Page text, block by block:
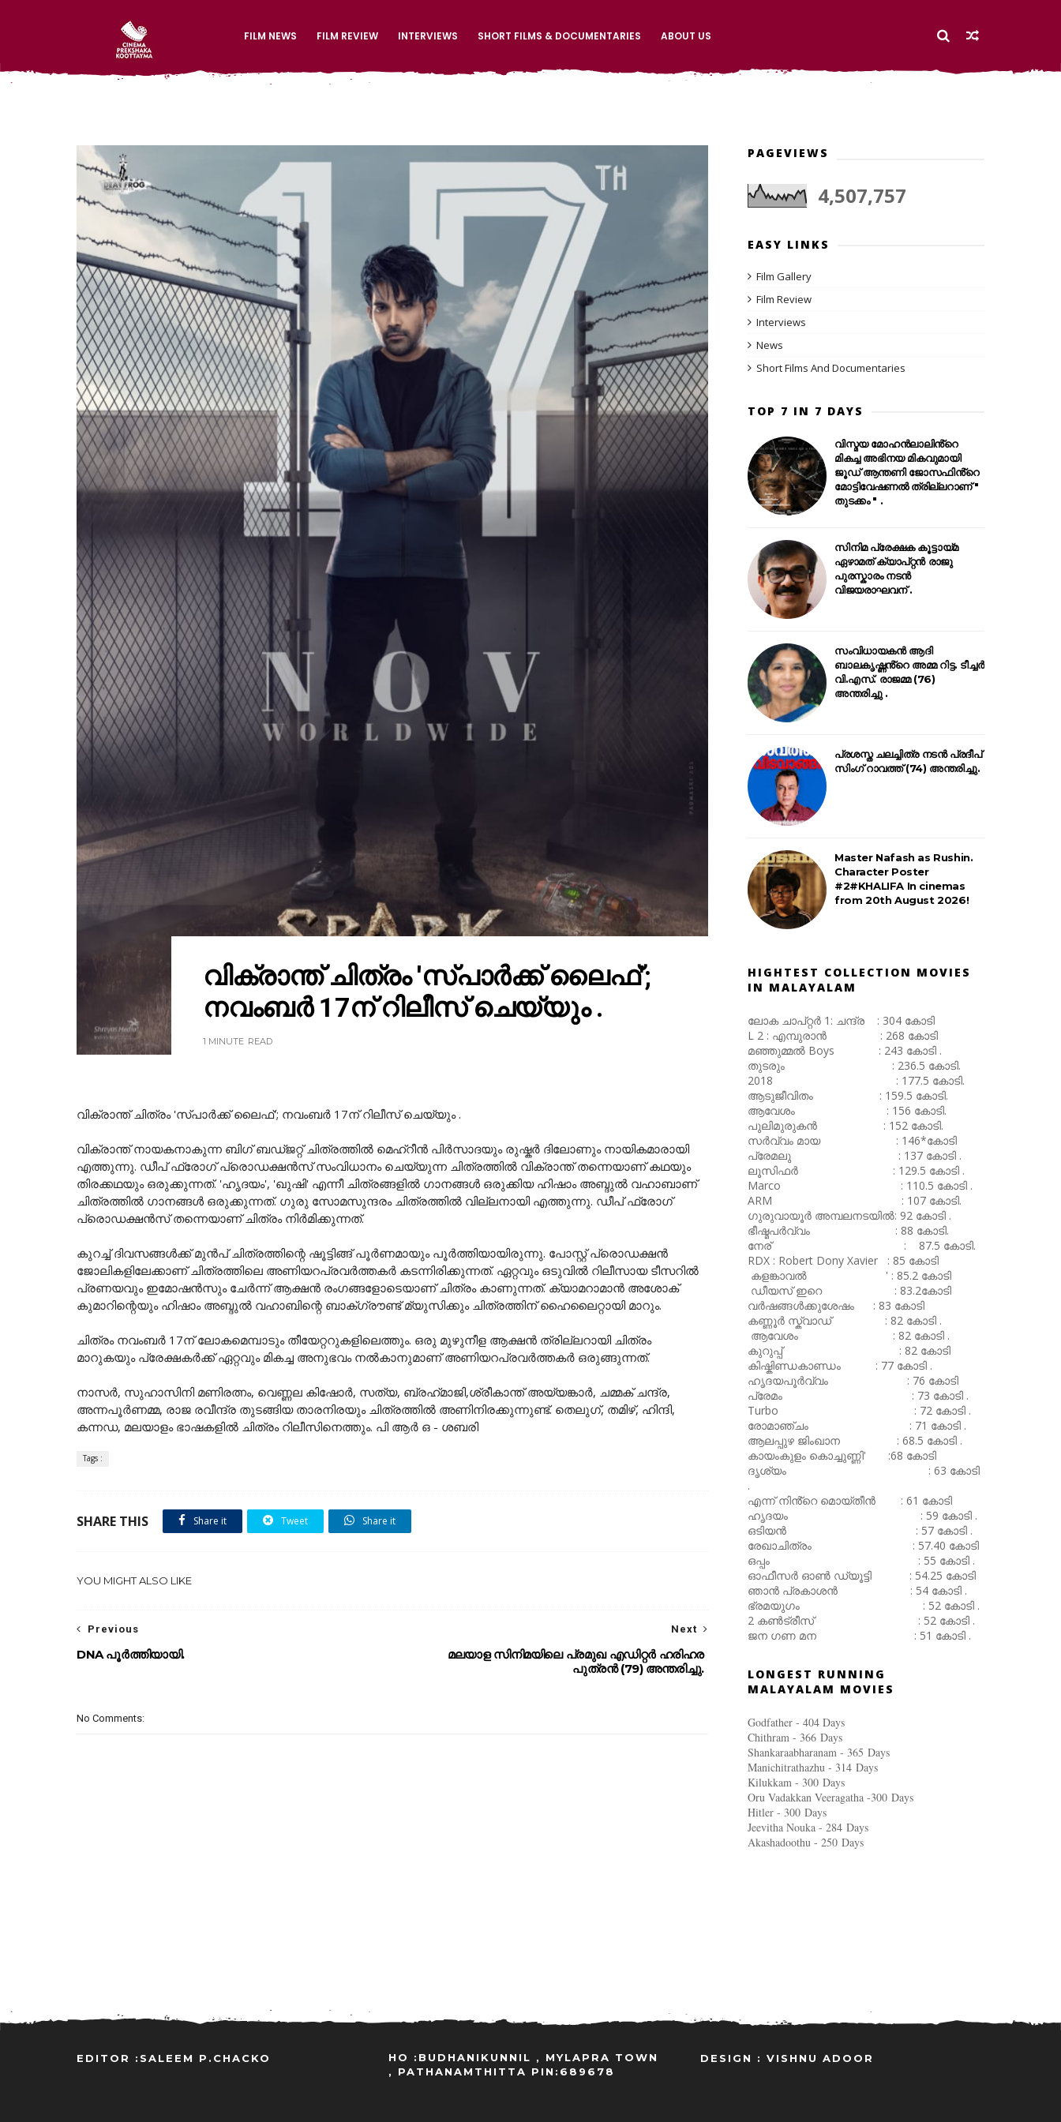
FILM NEWS FILM REVIEW INTERVIEWS SHORT FILMS & DOCUMENTARIES ABOUT US
വിക്രാന്ത് ചിത്രം 'സ്പാർക്ക് ലൈഫ്';
നവംബർ 17ന് റിലീസ് ചെയ്യും .
1 MINUTE READ
വിക്രാന്ത് ചിത്രം 'സ്പാർക്ക് ലൈഫ്'; നവംബർ 17ന് റിലീസ് ചെയ്യും .
വിക്രാന്ത് നായകനാകുന്ന ബിഗ് ബഡ്ജറ്റ് ചിത്രത്തിൽ മെഹ്‌റീൻ പിർസാദയും രുഷ്കർ ദിലോണും നായികമാരായി
എത്തുന്നു. ഡീപ് ഫ്രോഗ് പ്രൊഡക്ഷൻസ് സംവിധാനം ചെയ്യുന്ന ചിത്രത്തിൽ വിക്രാന്ത് തന്നെയാണ് കഥയും
തിരക്കഥയും ഒരുക്കുന്നത്. 'ഹൃദയം', 'ഖുഷി' എന്നീ ചിത്രങ്ങളിൽ ഗാനങ്ങൾ ഒരുക്കിയ ഹിഷാം അബ്ദുൽ വഹാബാണ്
ചിത്രത്തിൽ ഗാനങ്ങൾ ഒരുക്കുന്നത്. ഗുരു സോമസുന്ദരം ചിത്രത്തിൽ വില്ലനായി എത്തുന്നു. ഡീപ് ഫ്രോഗ്
പ്രൊഡക്ഷൻസ് തന്നെയാണ് ചിത്രം നിർമിക്കുന്നത്.
കുറച്ച് ദിവസങ്ങൾക്ക് മുൻപ് ചിത്രത്തിന്റെ ഷൂട്ടിങ്ങ് പൂർണമായും പൂർത്തിയായിരുന്നു. പോസ്റ്റ് പ്രൊഡക്ഷൻ
ജോലികളിലേക്കാണ് ചിത്രത്തിലെ അണിയറപ്രവർത്തകർ കടന്നിരിക്കുന്നത്. ഏറ്റവും ഒടുവിൽ റിലീസായ ടീസറിൽ
പ്രണയവും ഇമോഷൻസും ചേർന്ന് ആക്ഷൻ രംഗങ്ങളോടെയാണ് ചിത്രം കാണുന്നത്. ക്യാമറാമാൻ അശോക്
കുമാറിന്റെയും ഹിഷാം അബ്ദുൽ വഹാബിന്റെ ബാക്ഗ്രൗണ്ട് മ്യുസിക്കും ചിത്രത്തിന് ഹൈലൈറ്റായി മാറും.
ചിത്രം നവംബർ 17ന് ലോകമെമ്പാടും തീയേറ്ററുകളിലെത്തും. ഒരു മുഴുനീള ആക്ഷൻ ത്രില്ലറായി ചിത്രം
മാറുകയും പ്രേക്ഷകർക്ക് ഏറ്റവും മികച്ച അനുഭവം നൽകാനുമാണ് അണിയറപ്രവർത്തകർ ഒരുങ്ങുന്നത്.
നാസർ, സുഹാസിനി മണിരത്നം, വെണ്ണല കിഷോർ, സത്യ, ബ്രഹ്‌മാജി,ശ്രീകാന്ത് അയ്യങ്കാർ, ചമ്മക് ചന്ദ്ര,
അന്നപൂർണമ്മ, രാജ രവീന്ദ്ര തുടങ്ങിയ താരനിരയും ചിത്രത്തിൽ അണിനിരക്കുന്നുണ്ട്. തെലുഗ്, തമിഴ്, ഹിന്ദി,
കന്നഡ, മലയാളം ഭാഷകളിൽ ചിത്രം റിലീസിനെത്തും. പി ആർ ഒ - ശബരി
Tags :
SHARE THIS Share it Tweet Share it
YOU MIGHT ALSO LIKE
Next
മലയാള സിനിമയിലെ പ്രമുഖ എഡിറ്റർ ഹരിഹര
പുത്രൻ (79) അന്തരിച്ചു.
Previous
DNA പൂർത്തിയായി.
No Comments:
PAGEVIEWS
4,507,757
EASY LINKS
Film Gallery
Film Review
Interviews
News
Short Films And Documentaries
TOP 7 IN 7 DAYS
വിസ്മയ മോഹൻലാലിൻ്റെ
മികച്ച അഭിനയ മികവുമായി
ജൂഡ് ആന്തണി ജോസഫിൻ്റെ
മോട്ടിവേഷണൽ ത്രില്ലറാണ് "
തുടക്കം " .
സിനിമ പ്രേക്ഷക കൂട്ടായ്മ
ഏഴാമത് ക്യാപ്റ്റൻ രാജു
പുരസ്കാരം നടൻ
വിജയരാഘവന് .
സംവിധായകൻ ആദി
ബാലകൃഷ്ണൻ്റെ അമ്മ റിട്ട. ടീച്ചർ
വി.എസ്. രാജമ്മ (76)
അന്തരിച്ചു .
പ്രശസ്ത ചലച്ചിത്ര നടൻ പ്രദീപ്
സിംഗ് റാവത്ത് (74) അന്തരിച്ചു.
Master Nafash as Rushin.
Character Poster
#2#KHALIFA In cinemas
from 20th August 2026!
HIGHTEST COLLECTION MOVIES
IN MALAYALAM
ലോക ചാപ്റ്റർ 1: ചന്ദ്ര : 304 കോടി
L 2 : എമ്പുരാൻ : 268 കോടി
മഞ്ഞുമ്മൽ Boys : 243 കോടി .
തുടരും : 236.5 കോടി.
2018 : 177.5 കോടി.
ആടുജീവിതം : 159.5 കോടി.
ആവേശം : 156 കോടി.
പുലിമുരുകൻ : 152 കോടി.
സർവ്വം മായ : 146*കോടി
പ്രേമലു : 137 കോടി .
ലൂസിഫർ : 129.5 കോടി .
Marco : 110.5 കോടി .
ARM : 107 കോടി.
ഗുരുവായൂർ അമ്പലനടയിൽ: 92 കോടി .
ഭീഷ്മപർവ്വം : 88 കോടി.
നേര് : 87.5 കോടി.
RDX : Robert Dony Xavier : 85 കോടി
കളങ്കാവൽ ' : 85.2 കോടി
ഡീയസ് ഇറെ : 83.2കോടി
വർഷങ്ങൾക്കുശേഷം : 83 കോടി
കണ്ണൂർ സ്ക്വാഡ് : 82 കോടി .
ആവേശം : 82 കോടി .
കുറുപ്പ് : 82 കോടി
കിഷ്കിണ്ഡകാണ്ഡം : 77 കോടി .
ഹൃദയപൂർവ്വം : 76 കോടി
പ്രേമം : 73 കോടി .
Turbo : 72 കോടി .
രോമാഞ്ചം : 71 കോടി .
ആലപ്പുഴ ജിംഖാന : 68.5 കോടി .
കായംകുളം കൊച്ചുണ്ണി' :68 കോടി
ദൃശ്യം : 63 കോടി
.
എന്ന് നിൻ്റെ മൊയ്തീൻ : 61 കോടി
ഹൃദയം : 59 കോടി .
ഒടിയൻ : 57 കോടി .
രേഖാചിത്രം : 57.40 കോടി
ഒപ്പം : 55 കോടി .
ഓഫീസർ ഓൺ ഡ്യൂട്ടി : 54.25 കോടി
ഞാൻ പ്രകാശൻ : 54 കോടി .
ഭ്രമയുഗം : 52 കോടി .
2 കൺട്രീസ് : 52 കോടി .
ജന ഗണ മന : 51 കോടി .
LONGEST RUNNING
MALAYALAM MOVIES
Godfather - 404 Days
Chithram - 366 Days
Shankaraabharanam - 365 Days
Manichitrathazhu - 314 Days
Kilukkam - 300 Days
Oru Vadakkan Veeragatha -300 Days
Hitler - 300 Days
Jeevitha Nouka - 284 Days
Akashadoothu - 250 Days
EDITOR :SALEEM P.CHACKO
HO :BUDHANIKUNNIL , MYLAPRA TOWN
, PATHANAMTHITTA PIN:689678
DESIGN : VISHNU ADOOR